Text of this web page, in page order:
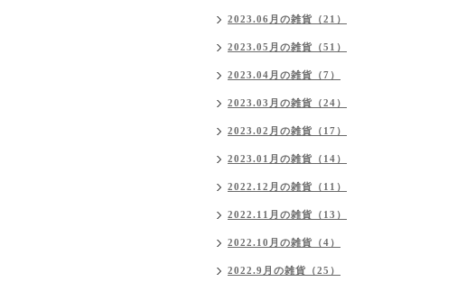
2023.06月の雑貨（21）
2023.05月の雑貨（51）
2023.04月の雑貨（7）
2023.03月の雑貨（24）
2023.02月の雑貨（17）
2023.01月の雑貨（14）
2022.12月の雑貨（11）
2022.11月の雑貨（13）
2022.10月の雑貨（4）
2022.9月の雑貨（25）